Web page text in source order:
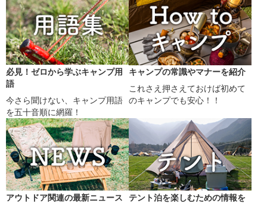
必見！ゼロから学ぶキャンプ用
語
今さら聞けない、キャンプ用語
を五十音順に網羅！
キャンプの常識やマナーを紹介
これさえ押さえておけば初めて
のキャンプでも安心！！
アウトドア関連の最新ニュース
テント泊を楽しむための情報を